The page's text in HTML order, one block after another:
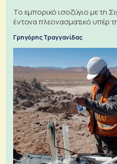
Το εμπορικό ισοζύγιο με τη
έντονα πλεονασματικό υπέρ
Γρηγόρης Τραγγανίδας